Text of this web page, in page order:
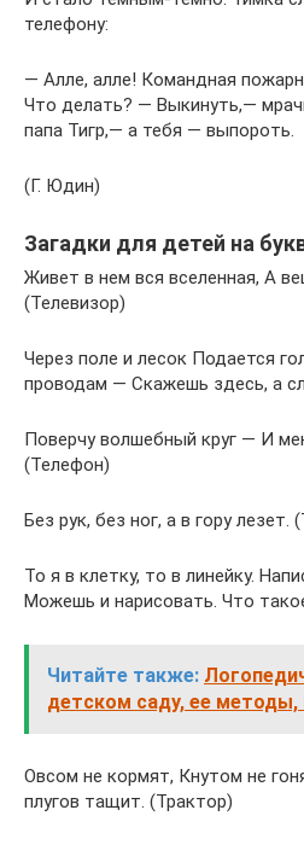
телефону:
— Алле, алле! Командная
Что делать? — Выкинуть,—
папа Тигр,— а тебя — выпороть.
(Г. Юдин)
Загадки для детей на
Живет в нем вся вселенная, А
(Телевизор)
Через поле и лесок Подается
проводам — Скажешь здесь, а
Поверчу волшебный круг — И
(Телефон)
Без рук, без ног, а в гору лезет.
То я в клетку, то в линейку.
Можешь и нарисовать. Что
Читайте также:
детском саду, ее методы,
Овсом не кормят, Кнутом не
плугов тащит. (Трактор)